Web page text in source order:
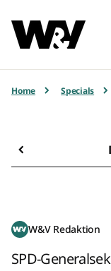
Home Specials
W&V Redaktion
SPD-